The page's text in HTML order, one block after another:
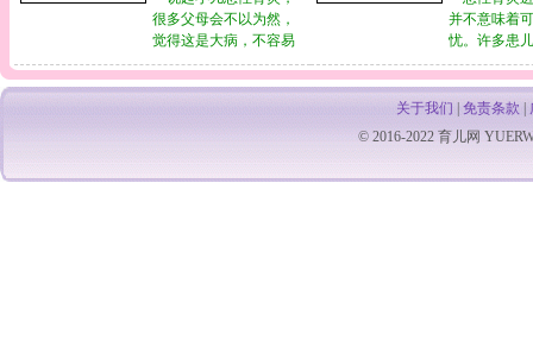
概而论，即使是恢复期
的肾病，或并无水肿和
高血压的肾脏疾病都不
分青红皂白地实行长期
病。 本
急，在小儿
发病较多，
性，大部分
少尿，
很多父母会不以为然，
觉得这是大病，不容易
和孩子沾上边。其实小
儿急性肾炎是3岁以上
并不意味着
忧。许多患
能未完全恢
常规检查仍
尿，尤其是
炎的罪魁祸
仍然还会再
关于我们 免责条款
© 2016-2022 育儿网